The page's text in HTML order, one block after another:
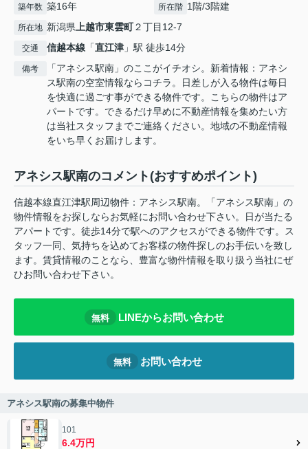
築年数 築16年 所在階 1階/3階建
所在地 新潟県上越市東雲町２丁目12-7
交通 信越本線 「直江津 」駅 徒歩14分
備考
「アネシス駅南」のここがイチオシ。新着情報：アネシ
ス駅南の空室情報ならコチラ。日差しが入る物件は毎日
を快適に過ごす事ができる物件です。こちらの物件はア
パートです。できるだけ早めに不動産情報を集めたい方
は当社スタッフまでご連絡ください。地域の不動産情報
をいち早くお届けします。
アネシス駅南のコメント(おすすめポイント)
信越本線直江津駅周辺物件：アネシス駅南。「アネシス駅南」の
物件情報をお探しならお気軽にお問い合わせ下さい。日が当たる
アパートです。徒歩14分で駅へのアクセスができる物件です。ス
タッフ一同、気持ちを込めてお客様の物件探しのお手伝いを致し
ます。賃貸情報のことなら、豊富な物件情報を取り扱う当社にぜ
ひお問い合わせ下さい。
無料 LINEからお問い合わせ
無料 お問い合わせ
アネシス駅南の募集中物件
101
6.4万円